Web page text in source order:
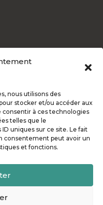
nous utilisons des
stocker et/ou accéder aux
consentir à ces technologies
telles que le
uniques sur ce site. Le fait
consentement peut avoir un
et fonctions.
Toulouse
Made ❤ with by